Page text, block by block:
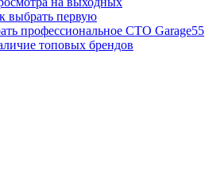
выбрать первую
профессиональное СТО Garage55
топовых брендов